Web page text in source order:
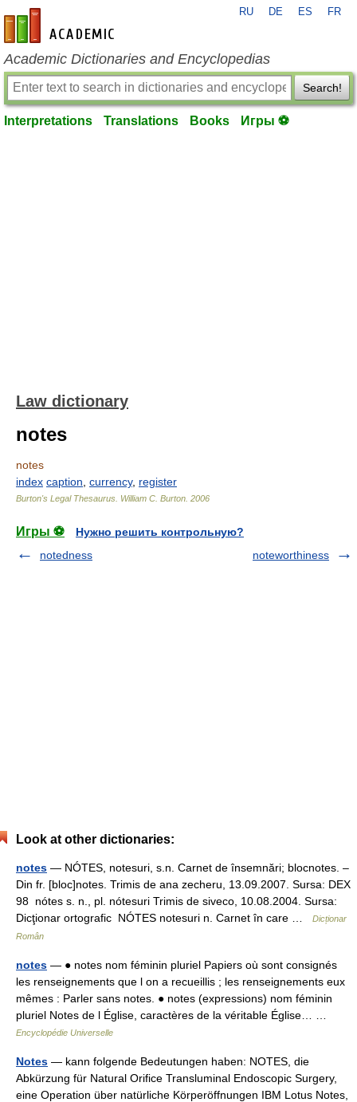
en-academic.com
RU DE ES FR
Academic Dictionaries and Encyclopedias
Search!
Interpretations Translations Books Игры ⚽
Law dictionary
notes
notes
index caption currency, register
Burton's Legal Thesaurus. William C. Burton 2006
Игры ⚽
Нужно решить контрольную?
notedness
noteworthiness
Look at other dictionaries:
notes — NÓTES, notesuri, s.n. Carnet de însemnări; blocnotes. –
Din fr. [bloc]notes. Trimis de ana zecheru, 13.09.2007. Sursa: DEX
98 nótes s. n., pl. nótesuri Trimis de siveco, 10.08.2004. Sursa:
Dicţionar ortografic NÓTES notesuri n. Carnet în care …
Dicționar
Român
notes — ● notes nom féminin pluriel Papiers où sont consignés
les renseignements que l on a recueillis ; les renseignements eux
mêmes : Parler sans notes. ● notes (expressions) nom féminin
pluriel Notes de l Église, caractères de la véritable Église… …
Encyclopédie Universelle
Notes — kann folgende Bedeutungen haben: NOTES, die
Abkürzung für Natural Orifice Transluminal Endoscopic Surgery,
eine Operation über natürliche Körperöffnungen IBM Lotus Notes,